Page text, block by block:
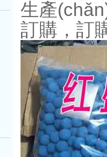
生產
訂購，訂